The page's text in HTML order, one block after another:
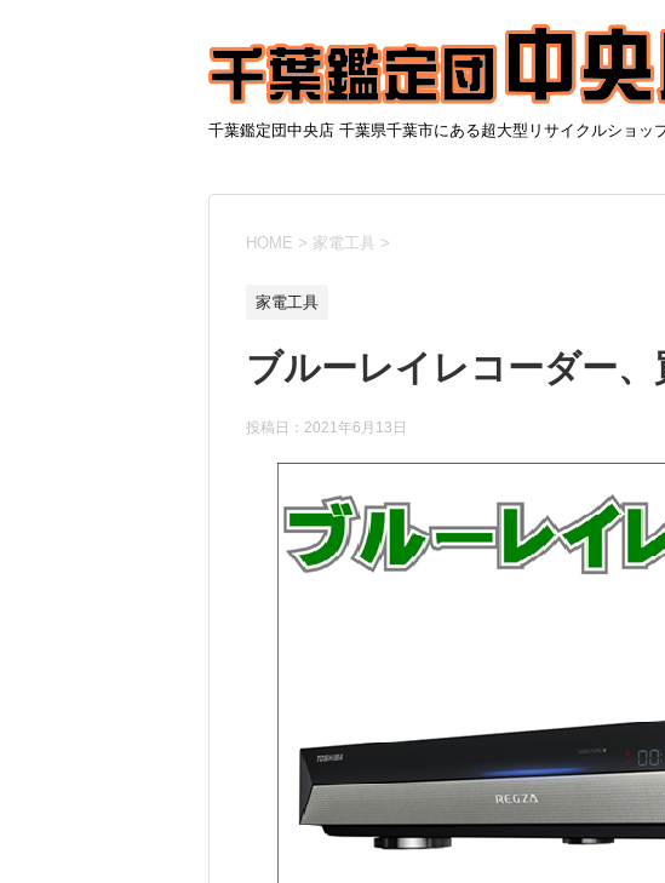
千葉鑑定団中央店 千葉県千葉市にある超大型リサイクルショ
HOME > 家電工具 >
家電工具
ブルーレイレコーダー、
投稿日： 2021年6月13日